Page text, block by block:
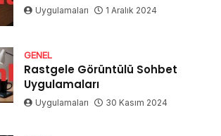
Uygulamaları 1 Aralık 2024
GENEL
Rastgele Görüntülü Sohbet
Uygulamaları
Uygulamaları 30 Kasım 2024